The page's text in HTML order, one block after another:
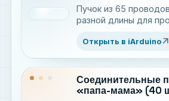
Пучок из 65
разной длины для
Открыть в iArduino arrow_outward
Соединительные
«папа-мама» (40